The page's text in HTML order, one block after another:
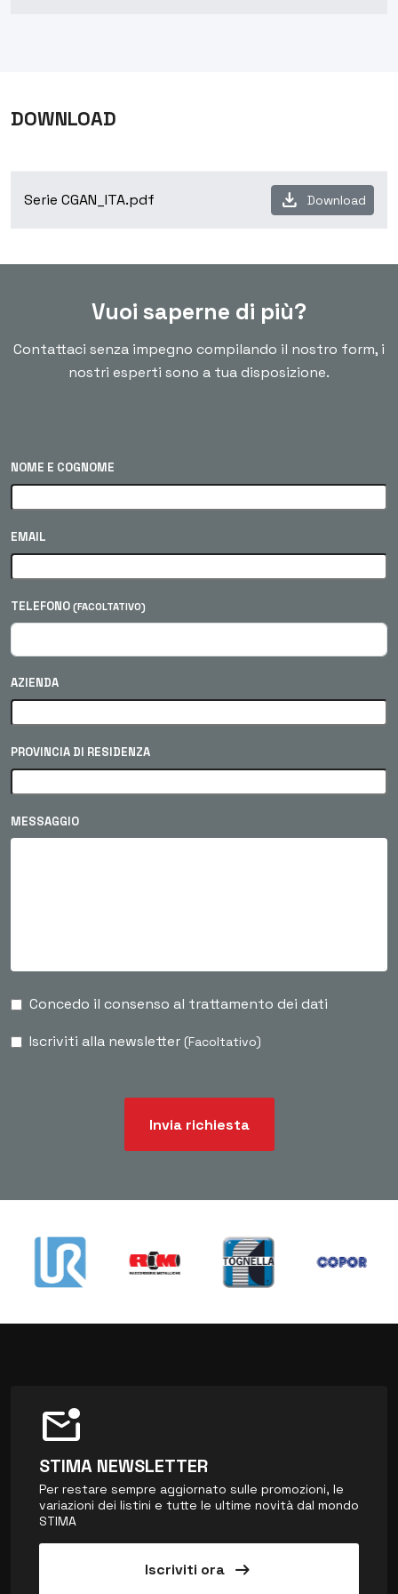
DOWNLOAD
Serie CGAN_ITA.pdf download Download
Vuoi saperne di più?
Contattaci senza impegno compilando il nostro form, i
nostri esperti sono a tua disposizione.
NOME E COGNOME
EMAIL
TELEFONO (FACOLTATIVO)
AZIENDA
PROVINCIA DI RESIDENZA
MESSAGGIO
Concedo il consenso al trattamento dei dati
Iscriviti alla newsletter (Facoltativo)
Invia richiesta
mark_email_unread
STIMA NEWSLETTER
Per restare sempre aggiornato sulle promozioni, le
variazioni dei listini e tutte le ultime novità dal mondo
STIMA
Iscriviti ora arrow_right_alt